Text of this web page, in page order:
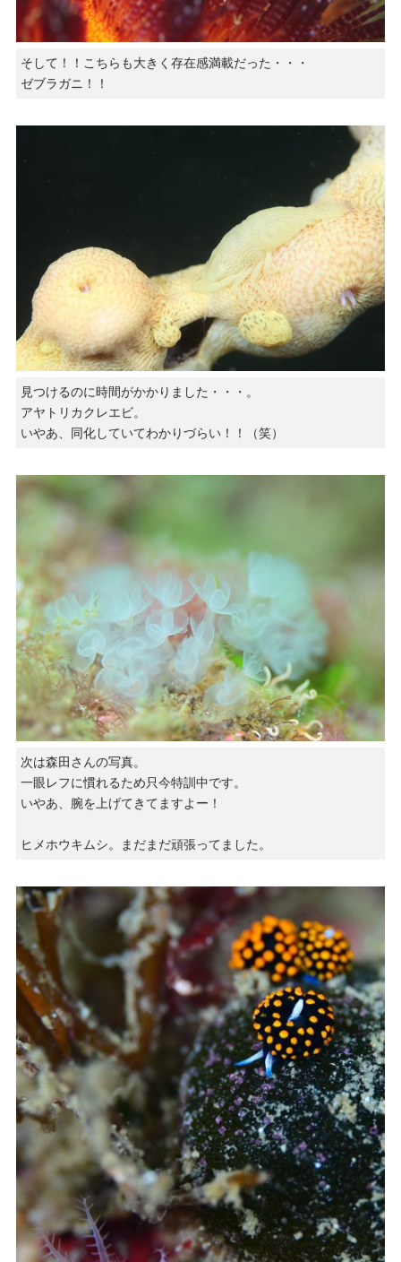
そして！！こちらも大きく存在感満載だった・・・
ゼブラガニ！！
見つけるのに時間がかかりました・・・。
アヤトリカクレエビ。
いやあ、同化していてわかりづらい！！（笑）
次は森田さんの写真。
一眼レフに慣れるため只今特訓中です。
いやあ、腕を上げてきてますよー！
ヒメホウキムシ。まだまだ頑張ってました。